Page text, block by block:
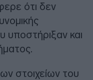
ότι δεν
υποστήριξαν και
στοιχείων του